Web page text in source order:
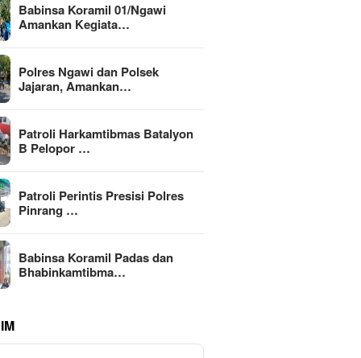
Babinsa Koramil 01/Ngawi
Amankan Kegiata…
Polres Ngawi dan Polsek
Jajaran, Amankan…
Patroli Harkamtibmas Batalyon
B Pelopor …
Patroli Perintis Presisi Polres
Pinrang …
Babinsa Koramil Padas dan
Bhabinkamtibma…